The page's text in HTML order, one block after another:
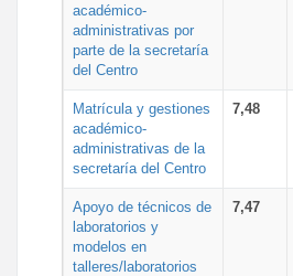
académico-
administrativas por
parte de la secretaría
del Centro
Matrícula y gestiones
académico-
administrativas de la
secretaría del Centro
7,48
Apoyo de técnicos de
laboratorios y
modelos en
talleres/laboratorios
7,47